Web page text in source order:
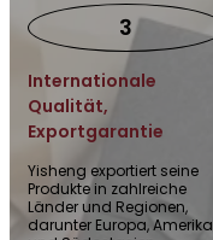
3
Internationale
Qualität,
Exportgarantie
Yisheng exportiert seine
Produkte in zahlreiche
Länder und Regionen,
darunter Europa, Amerika